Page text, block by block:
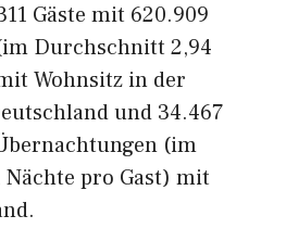
Gäste mit 620.909
Durchschnitt 2,94
Wohnsitz in der
und 34.467
(im
pro Gast) mit